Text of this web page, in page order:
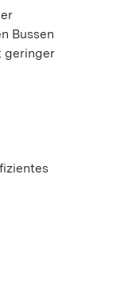
Bussen
geringer